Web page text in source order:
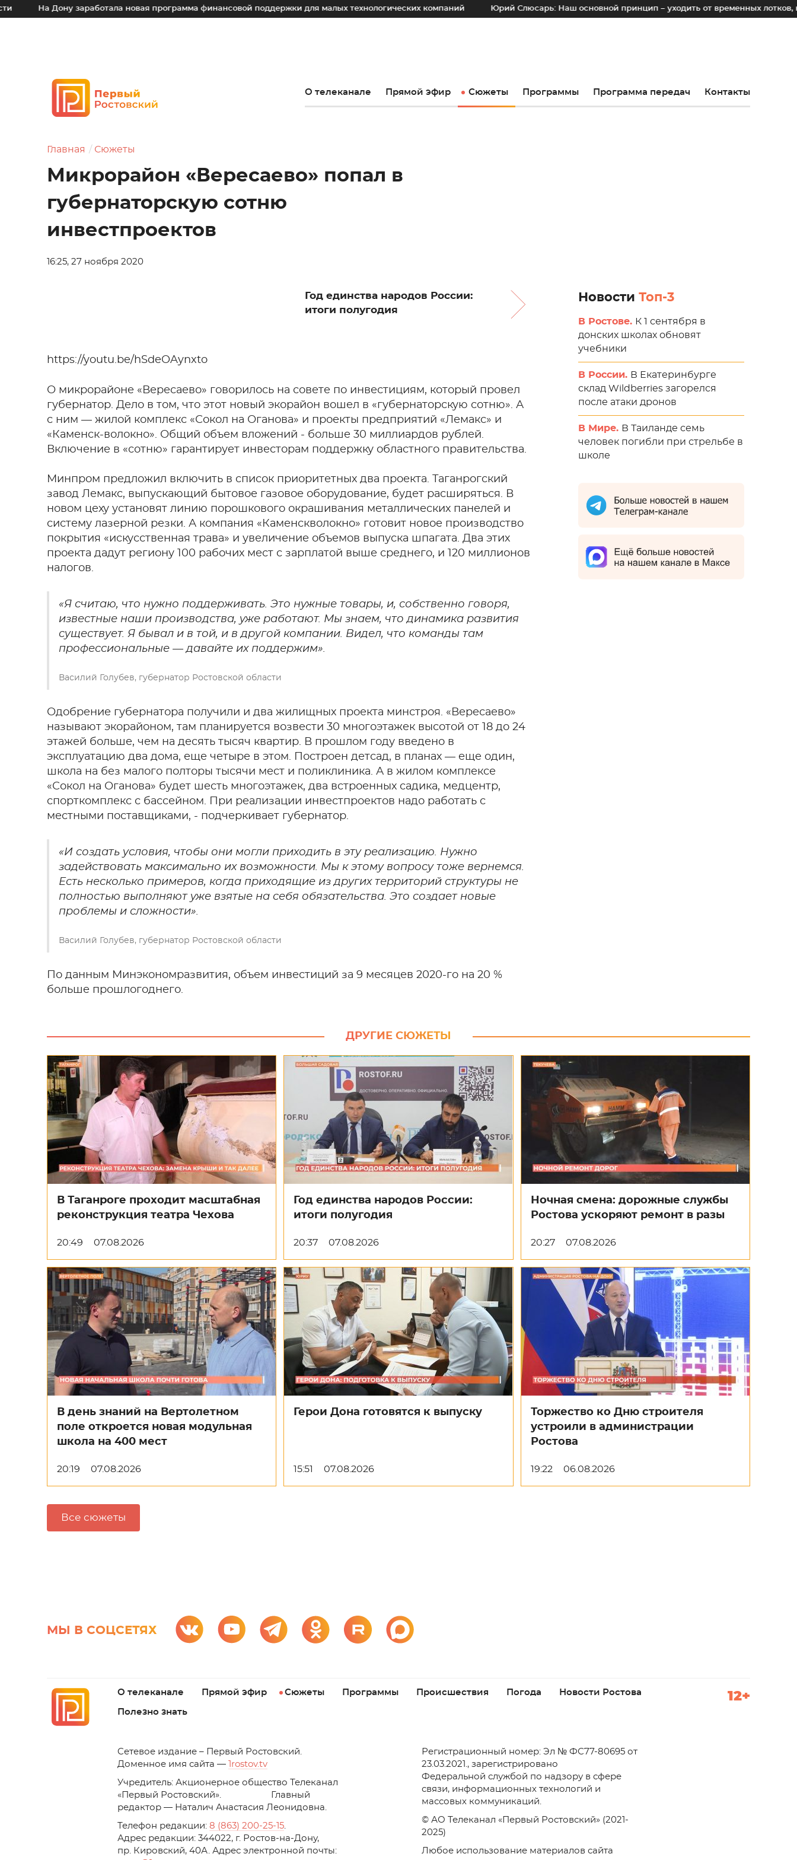
заработала новая программа финансовой поддержки для малых технологических компаний Юрий Слюсарь: Наш основной принцип – уходить от временных лотков, киосков и
О телеканале Прямой эфир Сюжеты Программы Программа передач Контакты
Главная Сюжеты
Микрорайон «Вересаево» попал в
губернаторскую сотню
инвестпроектов
16:25, 27 ноября 2020
Год единства народов России:
итоги полугодия
https://youtu.be/hSdeOAynxto
О микрорайоне «Вересаево» говорилось на совете по инвестициям, который провел
губернатор. Дело в том, что этот новый экорайон вошел в «губернаторскую сотню». А
с ним — жилой комплекс «Сокол на Оганова» и проекты предприятий «Лемакс» и
«Каменск-волокно». Общий объем вложений - больше 30 миллиардов рублей.
Включение в «сотню» гарантирует инвесторам поддержку областного правительства.
Минпром предложил включить в список приоритетных два проекта. Таганрогский
завод Лемакс, выпускающий бытовое газовое оборудование, будет расширяться. В
новом цеху установят линию порошкового окрашивания металлических панелей и
систему лазерной резки. А компания «Каменскволокно» готовит новое производство
покрытия «искусственная трава» и увеличение объемов выпуска шпагата. Два этих
проекта дадут региону 100 рабочих мест с зарплатой выше среднего, и 120 миллионов
налогов.
«Я считаю, что нужно поддерживать. Это нужные товары, и, собственно говоря,
известные наши производства, уже работают. Мы знаем, что динамика развития
существует. Я бывал и в той, и в другой компании. Видел, что команды там
профессиональные — давайте их поддержим».
Василий Голубев, губернатор Ростовской области
Одобрение губернатора получили и два жилищных проекта минстроя. «Вересаево»
называют экорайоном, там планируется возвести 30 многоэтажек высотой от 18 до 24
этажей больше, чем на десять тысяч квартир. В прошлом году введено в
эксплуатацию два дома, еще четыре в этом. Построен детсад, в планах — еще один,
школа на без малого полторы тысячи мест и поликлиника. А в жилом комплексе
«Сокол на Оганова» будет шесть многоэтажек, два встроенных садика, медцентр,
спорткомплекс с бассейном. При реализации инвестпроектов надо работать с
местными поставщиками, - подчеркивает губернатор.
«И создать условия, чтобы они могли приходить в эту реализацию. Нужно
задействовать максимально их возможности. Мы к этому вопросу тоже вернемся.
Есть несколько примеров, когда приходящие из других территорий структуры не
полностью выполняют уже взятые на себя обязательства. Это создает новые
проблемы и сложности».
Василий Голубев, губернатор Ростовской области
По данным Минэкономразвития, объем инвестиций за 9 месяцев 2020-го на 20 %
больше прошлогоднего.
Новости Топ-3
В Ростове. К 1 сентября в
донских школах обновят
учебники
В России. В Екатеринбурге
склад Wildberries загорелся
после атаки дронов
В Мире. В Таиланде семь
человек погибли при стрельбе в
школе
ДРУГИЕ СЮЖЕТЫ
В Таганроге проходит масштабная
реконструкция театра Чехова
20:49 07.08.2026
Год единства народов России:
итоги полугодия
20:37 07.08.2026
Ночная смена: дорожные службы
Ростова ускоряют ремонт в разы
20:27 07.08.2026
В день знаний на Вертолетном
поле откроется новая модульная
школа на 400 мест
20:19 07.08.2026
Герои Дона готовятся к выпуску
15:51 07.08.2026
Торжество ко Дню строителя
устроили в администрации
Ростова
19:22 06.08.2026
Все сюжеты
МЫ В СОЦСЕТЯХ
О телеканале Прямой эфир Сюжеты Программы Происшествия Погода Новости Ростова
Полезно знать
12+
Cетевое издание – Первый Ростовский.
Доменное имя сайта —
1rostov.tv
Учредитель: Акционерное общество Телеканал
«Первый Ростовский». Главный
редактор — Наталич Анастасия Леонидовна.
Телефон редакции: 8 (863) 200-25-15.
Адрес редакции: 344022, г. Ростов-на-Дону,
пр. Кировский, 40А. Адрес электронной почты:
Регистрационный номер: Эл № ФС77-80695 от
23.03.2021., зарегистрировано
Федеральной службой по надзору в сфере
связи, информационных технологий и
массовых коммуникаций.
© АО Телеканал «Первый Ростовский» (2021-
2025)
Любое использование материалов сайта